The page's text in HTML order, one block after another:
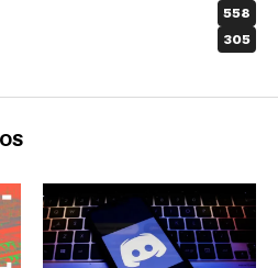
558
305